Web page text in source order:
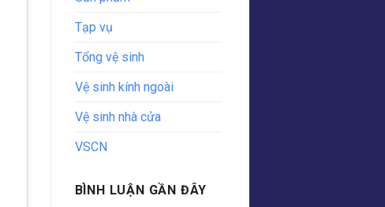
Tạp vụ
Tổng vệ sinh
Vệ sinh kính ngoài
Vệ sinh nhà cửa
VSCN
BÌNH LUẬN GẦN ĐÂY